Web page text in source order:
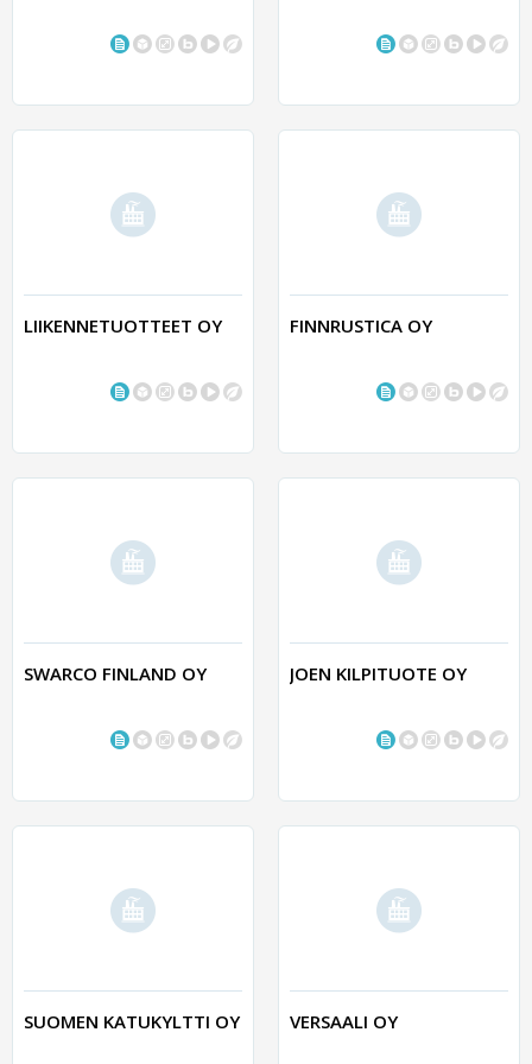
LIIKENNETUOTTEET OY FINNRUSTICA OY
SWARCO FINLAND OY JOEN KILPITUOTE OY
SUOMEN KATUKYLTTI OY VERSAALI OY